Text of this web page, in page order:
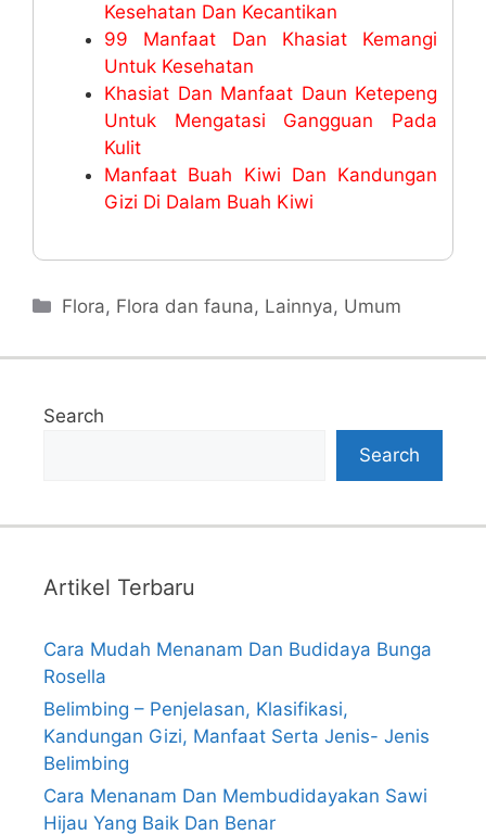
Kesehatan Dan Kecantikan
99 Manfaat Dan Khasiat Kemangi
Untuk Kesehatan
Khasiat Dan Manfaat Daun Ketepeng
Untuk Mengatasi Gangguan Pada
Kulit
Manfaat Buah Kiwi Dan Kandungan
Gizi Di Dalam Buah Kiwi
Categories
Flora, Flora dan fauna, Lainnya, Umum
Search
Search
Artikel Terbaru
Cara Mudah Menanam Dan Budidaya Bunga
Rosella
Belimbing – Penjelasan, Klasifikasi,
Kandungan Gizi, Manfaat Serta Jenis- Jenis
Belimbing
Cara Menanam Dan Membudidayakan Sawi
Hijau Yang Baik Dan Benar